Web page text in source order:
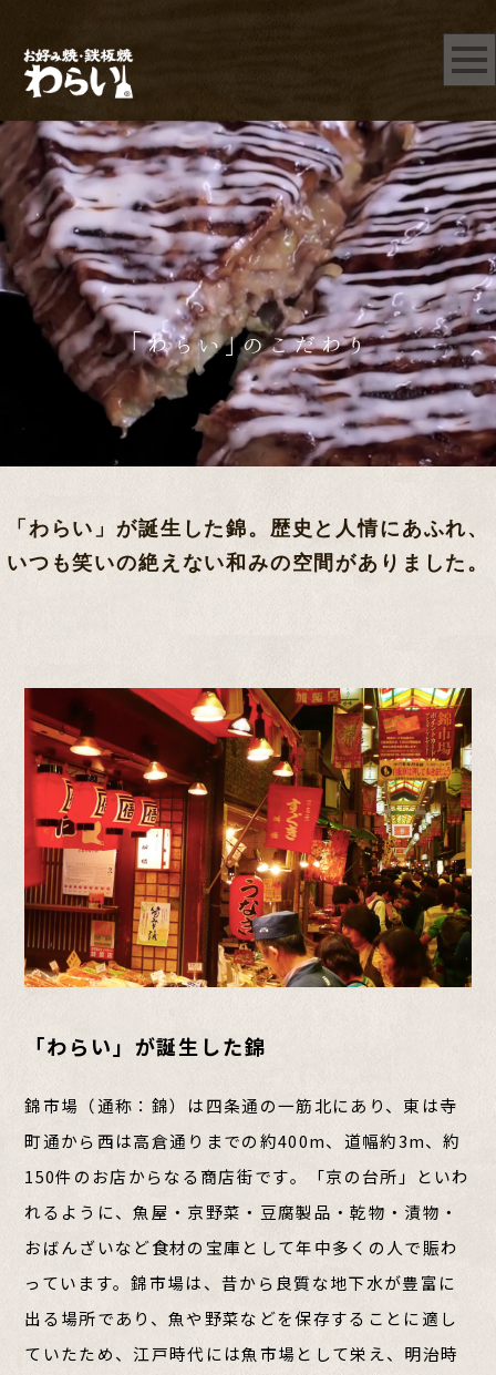
「わらい」のこだわり
「わらい」が誕生した錦。歴史と人情にあふれ、
いつも笑いの絶えない和みの空間がありました。
「わらい」が誕生した錦
錦市場（通称：錦）は四条通の一筋北にあり、東は寺
町通から西は高倉通りまでの約400m、道幅約3m、約
150件のお店からなる商店街です。「京の台所」といわ
れるように、魚屋・京野菜・豆腐製品・乾物・漬物・
おばんざいなど食材の宝庫として年中多くの人で賑わ
っています。錦市場は、昔から良質な地下水が豊富に
出る場所であり、魚や野菜などを保存することに適し
ていたため、江戸時代には魚市場として栄え、明治時